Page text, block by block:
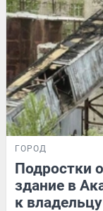
ГОРОД
Подростки
здание в
к